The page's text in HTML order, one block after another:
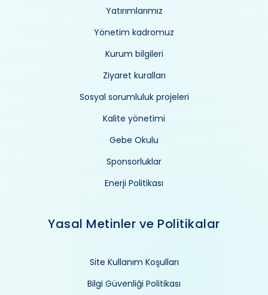
Yatırımlarımız
Yönetim kadromuz
Kurum bilgileri
Ziyaret kuralları
Sosyal sorumluluk projeleri
Kalite yönetimi
Gebe Okulu
Sponsorluklar
Enerji Politikası
Yasal Metinler ve Politikalar
Site Kullanım Koşulları
Bilgi Güvenliği Politikası